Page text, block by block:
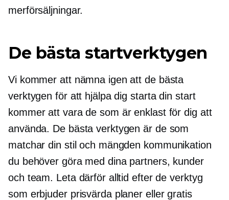
merförsäljningar.
De bästa startverktygen
Vi kommer att nämna igen att de bästa
verktygen för att hjälpa dig starta din start
kommer att vara de som är enklast för dig att
använda. De bästa verktygen är de som
matchar din stil och mängden kommunikation
du behöver göra med dina partners, kunder
och team. Leta därför alltid efter de verktyg
som erbjuder prisvärda planer eller gratis